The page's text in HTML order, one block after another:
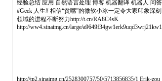
经验总结 应用 自然语言处理 博客 机器翻译 机器人 问
#Geek 人生# 相信“贫嘴”的微软小冰一定令大家印象
领域的进程不断努力http://t.cn/RA8C4sK
http://ww4.sinaimg.cn/large/
http://tp2.sinaimg.cn/2528300757/50/5713856835/1 Erik-